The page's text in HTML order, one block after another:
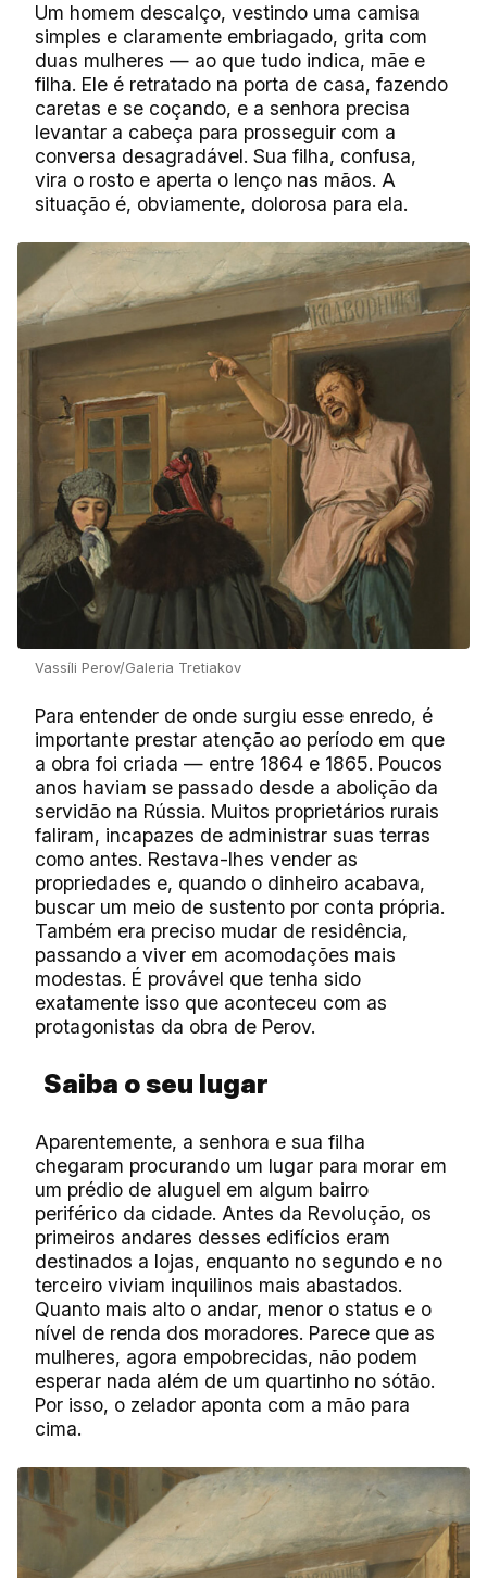
Um homem descalço, vestindo uma camisa
simples e claramente embriagado, grita com
duas mulheres — ao que tudo indica, mãe e
filha. Ele é retratado na porta de casa, fazendo
caretas e se coçando, e a senhora precisa
levantar a cabeça para prosseguir com a
conversa desagradável. Sua filha, confusa,
vira o rosto e aperta o lenço nas mãos. A
situação é, obviamente, dolorosa para ela.
Vassíli Perov/Galeria Tretiakov
Para entender de onde surgiu esse enredo, é
importante prestar atenção ao período em que
a obra foi criada — entre 1864 e 1865. Poucos
anos haviam se passado desde a abolição da
servidão na Rússia. Muitos proprietários rurais
faliram, incapazes de administrar suas terras
como antes. Restava-lhes vender as
propriedades e, quando o dinheiro acabava,
buscar um meio de sustento por conta própria.
Também era preciso mudar de residência,
passando a viver em acomodações mais
modestas. É provável que tenha sido
exatamente isso que aconteceu com as
protagonistas da obra de Perov.
Saiba o seu lugar
Aparentemente, a senhora e sua filha
chegaram procurando um lugar para morar em
um prédio de aluguel em algum bairro
periférico da cidade. Antes da Revolução, os
primeiros andares desses edifícios eram
destinados a lojas, enquanto no segundo e no
terceiro viviam inquilinos mais abastados.
Quanto mais alto o andar, menor o status e o
nível de renda dos moradores. Parece que as
mulheres, agora empobrecidas, não podem
esperar nada além de um quartinho no sótão.
Por isso, o zelador aponta com a mão para
cima.